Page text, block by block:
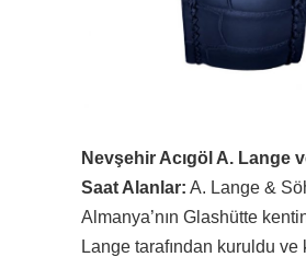
Nevşehir Acıgöl A. Lange
Saat Alanlar: A. Lange &
Almanya’nın Glashütte
Lange tarafından kuruldu ve